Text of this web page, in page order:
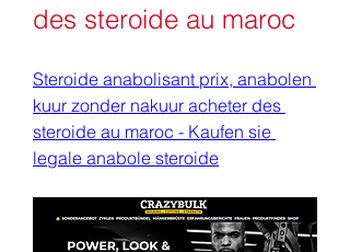
des steroide au maroc
Steroide anabolisant prix, anabolen
kuur zonder nakuur acheter des
steroide au maroc - Kaufen sie
legale anabole steroide